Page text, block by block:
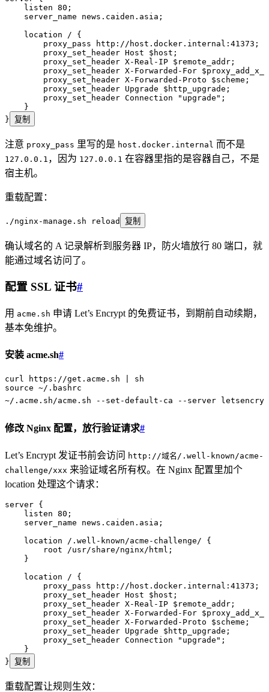
    listen
80 ;
    server_name
news.caiden.asia;
    location
/ {
        proxy_pass
http://host.docker.internal:41373;
        proxy_set_header
Host $ host ;
        proxy_set_header
X-Real-IP $ remote_addr ;
        proxy_set_header
X-Forwarded-For $
        proxy_set_header
X-Forwarded-Proto $scheme ;
        proxy_set_header
Upgrade $ http_upgrade ;
        proxy_set_header
Connection "upgrade" ;
    }
} 复制
注意 proxy_pass 里写的是 host.docker.internal 而不是
127.0.0.1 ，因为 127.0.0.1 在容器里指的是容器自己，不是
宿主机。
重载配置：
./nginx-manage.sh reload 复制
确认域名的 A 记录解析到服务器 IP，防火墙放行 80 端口，就
能通过域名访问了。
配置 SSL 证书#
用 acme.sh 申请 Let’s Encrypt 的免费证书，到期前自动续期，
基本免维护。
安装 acme.sh#
curl https://get.acme.sh
sh
source ~/.bashrc
~/.acme.sh/acme.sh --set-default-ca --server
修改 Nginx 配置，放行验证请求#
Let’s Encrypt 发证书前会访问 http://域名/.well-known/acme-
challenge/xxx 来验证域名所有权。在 Nginx 配置里加个
location 处理这个请求：
server {
    listen
80 ;
    server_name
news.caiden.asia;
    location
/.well-known/acme-challenge/ {
        root
/usr/share/nginx/html;
    }
    location
/ {
        proxy_pass
http://host.docker.internal:41373;
        proxy_set_header
Host $ host ;
        proxy_set_header
X-Real-IP $ remote_addr ;
        proxy_set_header
X-Forwarded-For $
        proxy_set_header
X-Forwarded-Proto $scheme ;
        proxy_set_header
Upgrade $ http_upgrade ;
        proxy_set_header
Connection "upgrade" ;
    }
} 复制
重载配置让规则生效：